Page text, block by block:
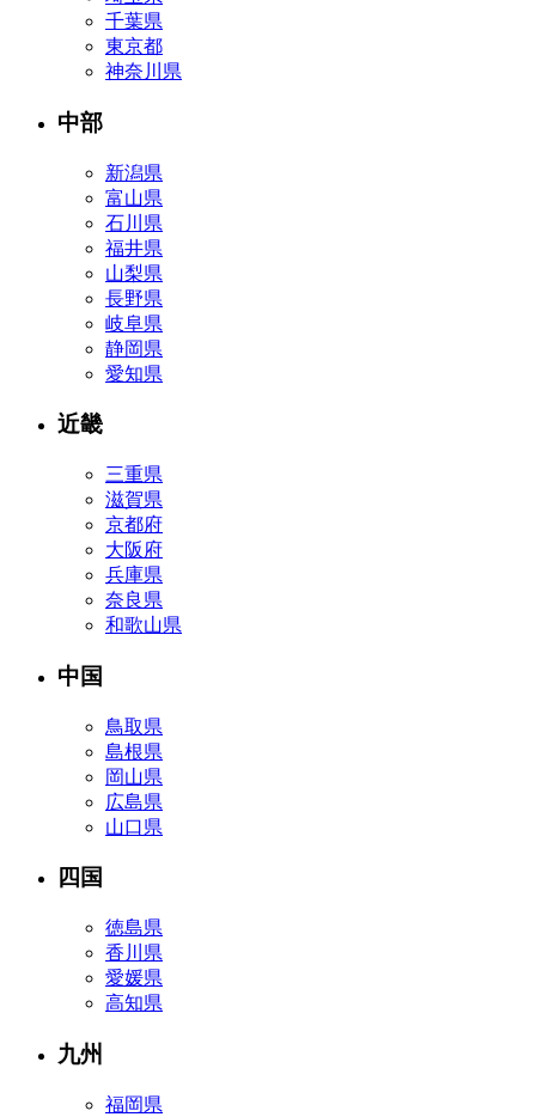
千葉県
東京都
神奈川県
中部
新潟県
富山県
石川県
福井県
山梨県
長野県
岐阜県
静岡県
愛知県
近畿
三重県
滋賀県
京都府
大阪府
兵庫県
奈良県
和歌山県
中国
鳥取県
島根県
岡山県
広島県
山口県
四国
徳島県
香川県
愛媛県
高知県
九州
福岡県